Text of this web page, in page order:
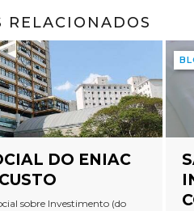
RELACIONADOS
DO ENIAC
sobre Investimento (do